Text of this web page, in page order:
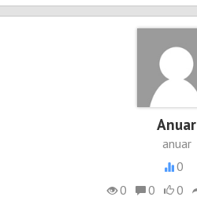
Anuar
anuar
0
0
0 0